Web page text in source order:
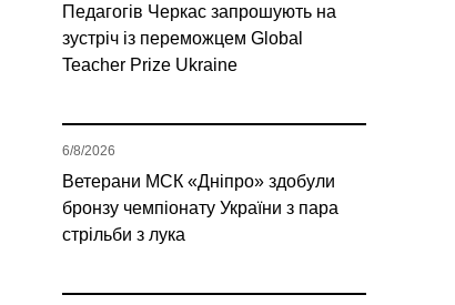
Педагогів Черкас запрошують на
зустріч із переможцем Global
Teacher Prize Ukraine
Ветерани МСК «Дніпро» здобули
бронзу чемпіонату України з пара
стрільби з лука
6/8/2026